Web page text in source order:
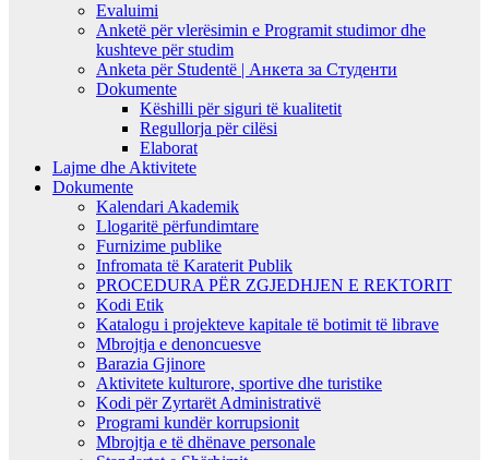
Evaluimi
Anketë për vlerësimin e Programit studimor dhe
kushteve për studim
Anketa për Studentë | Анкета за Студенти
Dokumente
Këshilli për siguri të kualitetit
Regullorja për cilësi
Elaborat
Lajme dhe Aktivitete
Dokumente
Kalendari Akademik
Llogaritë përfundimtare
Furnizime publike
Infromata të Karaterit Publik
PROCEDURA PËR ZGJEDHJEN E REKTORIT
Kodi Etik
Katalogu i projekteve kapitale të botimit të librave
Mbrojtja e denoncuesve
Barazia Gjinore
Aktivitete kulturore, sportive dhe turistike
Kodi për Zyrtarët Administrativë
Programi kundër korrupsionit
Mbrojtja e të dhënave personale